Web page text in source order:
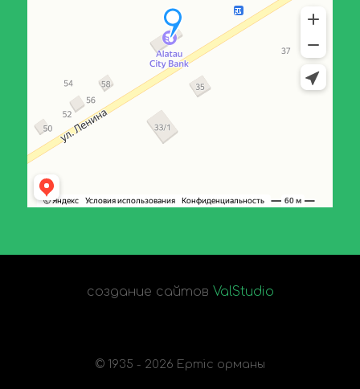
создание сайтов ValStudio
© 1935 - 2026 Ертіс орманы